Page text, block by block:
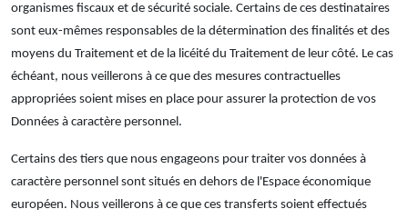
organismes fiscaux et de sécurité sociale. Certains de ces destinataires
sont eux-mêmes responsables de la détermination des finalités et des
moyens du Traitement et de la licéité du Traitement de leur côté. Le cas
échéant, nous veillerons à ce que des mesures contractuelles
appropriées soient mises en place pour assurer la protection de vos
Données à caractère personnel.
Certains des tiers que nous engageons pour traiter vos données à
caractère personnel sont situés en dehors de l'Espace économique
européen. Nous veillerons à ce que ces transferts soient effectués